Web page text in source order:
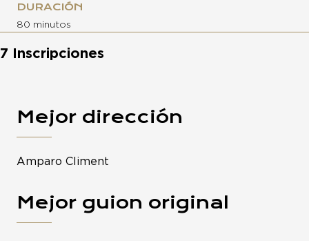
DURACIÓN
80 minutos
7 Inscripciones
Mejor dirección
Amparo Climent
Mejor guion original